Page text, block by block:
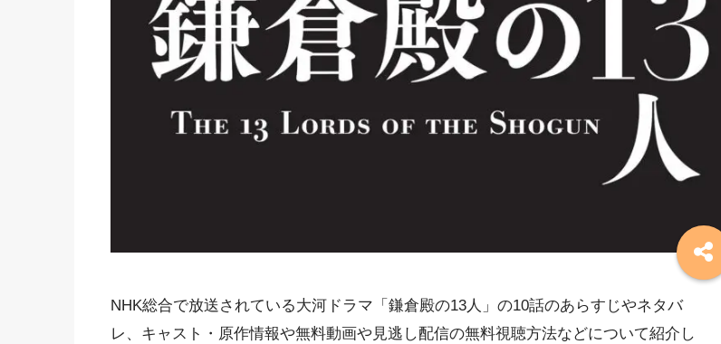
NHK総合で放送されている大河ドラマ「鎌倉殿の13人」の10話のあらすじやネタバ
レ、キャスト・原作情報や無料動画や見逃し配信の無料視聴方法などについて紹介し